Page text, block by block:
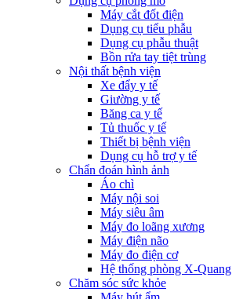
Máy cắt đốt điện
Dụng cụ tiểu phẫu
Dụng cụ phẫu thuật
Bồn rửa tay tiệt trùng
Nội thất bệnh viện
Xe đẩy y tế
Giường y tế
Băng ca y tế
Tủ thuốc y tế
Thiết bị bệnh viện
Dụng cụ hỗ trợ y tế
Chẩn đoán hình ảnh
Áo chì
Máy nội soi
Máy siêu âm
Máy đo loãng xương
Máy điện não
Máy đo điện cơ
Hệ thống phòng X-Quang
Chăm sóc sức khỏe